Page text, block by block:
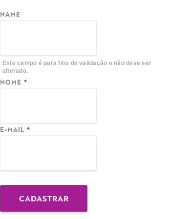
NAME
Este campo é para fins de validação e não deve ser
alterado.
NOME *
E-MAIL *